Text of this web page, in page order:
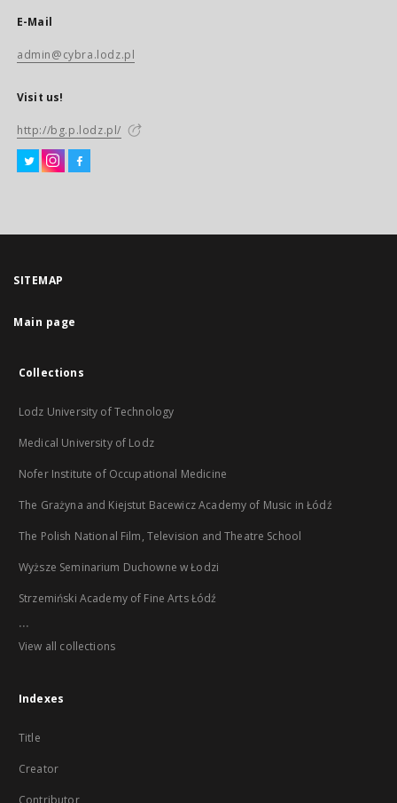
E-Mail
admin@cybra.lodz.pl
Visit us!
http://bg.p.lodz.pl/
SITEMAP
Main page
Collections
Lodz University of Technology
Medical University of Lodz
Nofer Institute of Occupational Medicine
The Grażyna and Kiejstut Bacewicz Academy of Music in Łódź
The Polish National Film, Television and Theatre School
Wyższe Seminarium Duchowne w Łodzi
Strzemiński Academy of Fine Arts Łódź
...
View all collections
Indexes
Title
Creator
Contributor